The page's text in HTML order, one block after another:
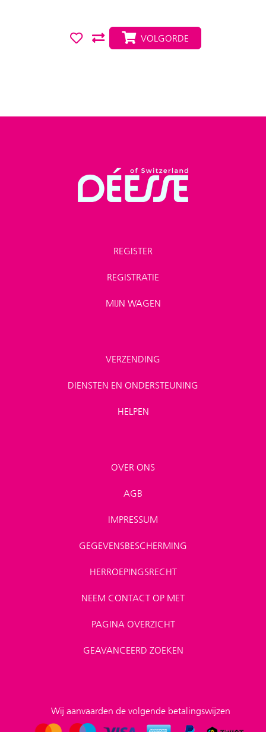
VOLGORDE
REGISTER
REGISTRATIE
MIJN WAGEN
VERZENDING
DIENSTEN EN ONDERSTEUNING
HELPEN
OVER ONS
AGB
IMPRESSUM
GEGEVENSBESCHERMING
HERROEPINGSRECHT
NEEM CONTACT OP MET
PAGINA OVERZICHT
GEAVANCEERD ZOEKEN
Wij aanvaarden de volgende betalingswijzen